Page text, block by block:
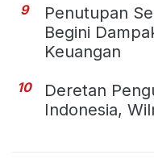
9
Penutupan
Begini
Keuangan
10
Deretan
Indonesia,